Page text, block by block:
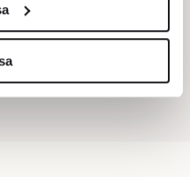
vår trafik. Vi
och annan
sociala medier och
vi samarbetar med.